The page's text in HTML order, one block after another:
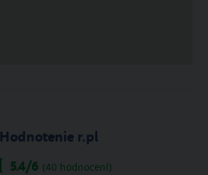
Hodnotenie r.pl
5.4/6 (40 hodnocení)